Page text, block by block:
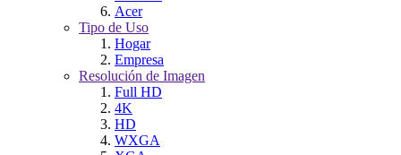
Acer
Tipo de Uso
Hogar
Empresa
Resolución de Imagen
Full HD
4K
HD
WXGA